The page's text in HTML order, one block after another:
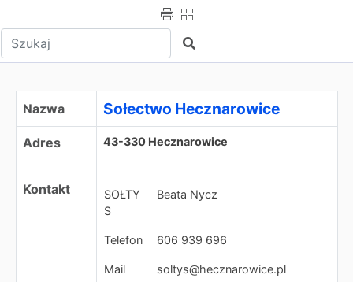
Wpisz tekst do wyszukania Szukaj
Sołectwo Hecznarowice
Nazwa Sołectwo Hecznarowice
Adres 43-330 Hecznarowice
Kontakt
SOŁTY
S
Beata Nycz
Telefon 606 939 696
Mail soltys@hecznarowice.pl